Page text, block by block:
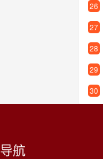
26
27
28
29
30
导航